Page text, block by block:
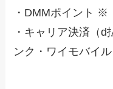
・DMMポイント ※
・キャリア決済（
ンク・ワイモバイ